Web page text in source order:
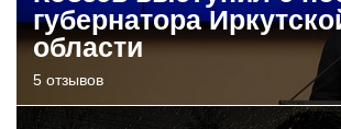
губернатора
области
5 отзывов